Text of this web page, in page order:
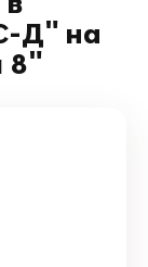
Д" на
8"